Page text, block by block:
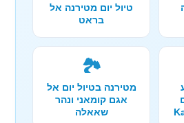
טיול יום מטירנה אל
בראט
🏞️
מטירנה בטיול יום אל
אגם קומאני ונהר
שאאלה